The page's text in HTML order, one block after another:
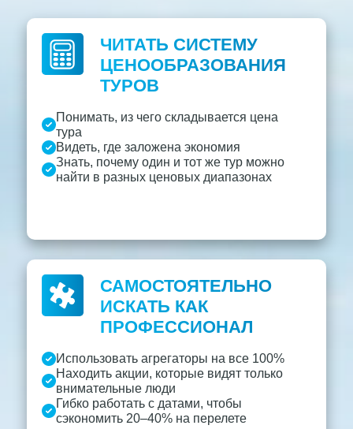
Понимать, из чего складывается цена
тура
Видеть, где заложена экономия
Знать, почему один и тот же тур можно
найти в разных ценовых диапазонах
ЧИТАТЬ СИСТЕМУ
ЦЕНООБРАЗОВАНИЯ
ТУРОВ
Использовать агрегаторы на все 100%
Находить акции, которые видят только
внимательные люди
Гибко работать с датами, чтобы
сэкономить 20–40% на перелете
САМОСТОЯТЕЛЬНО
ИСКАТЬ КАК
ПРОФЕССИОНАЛ